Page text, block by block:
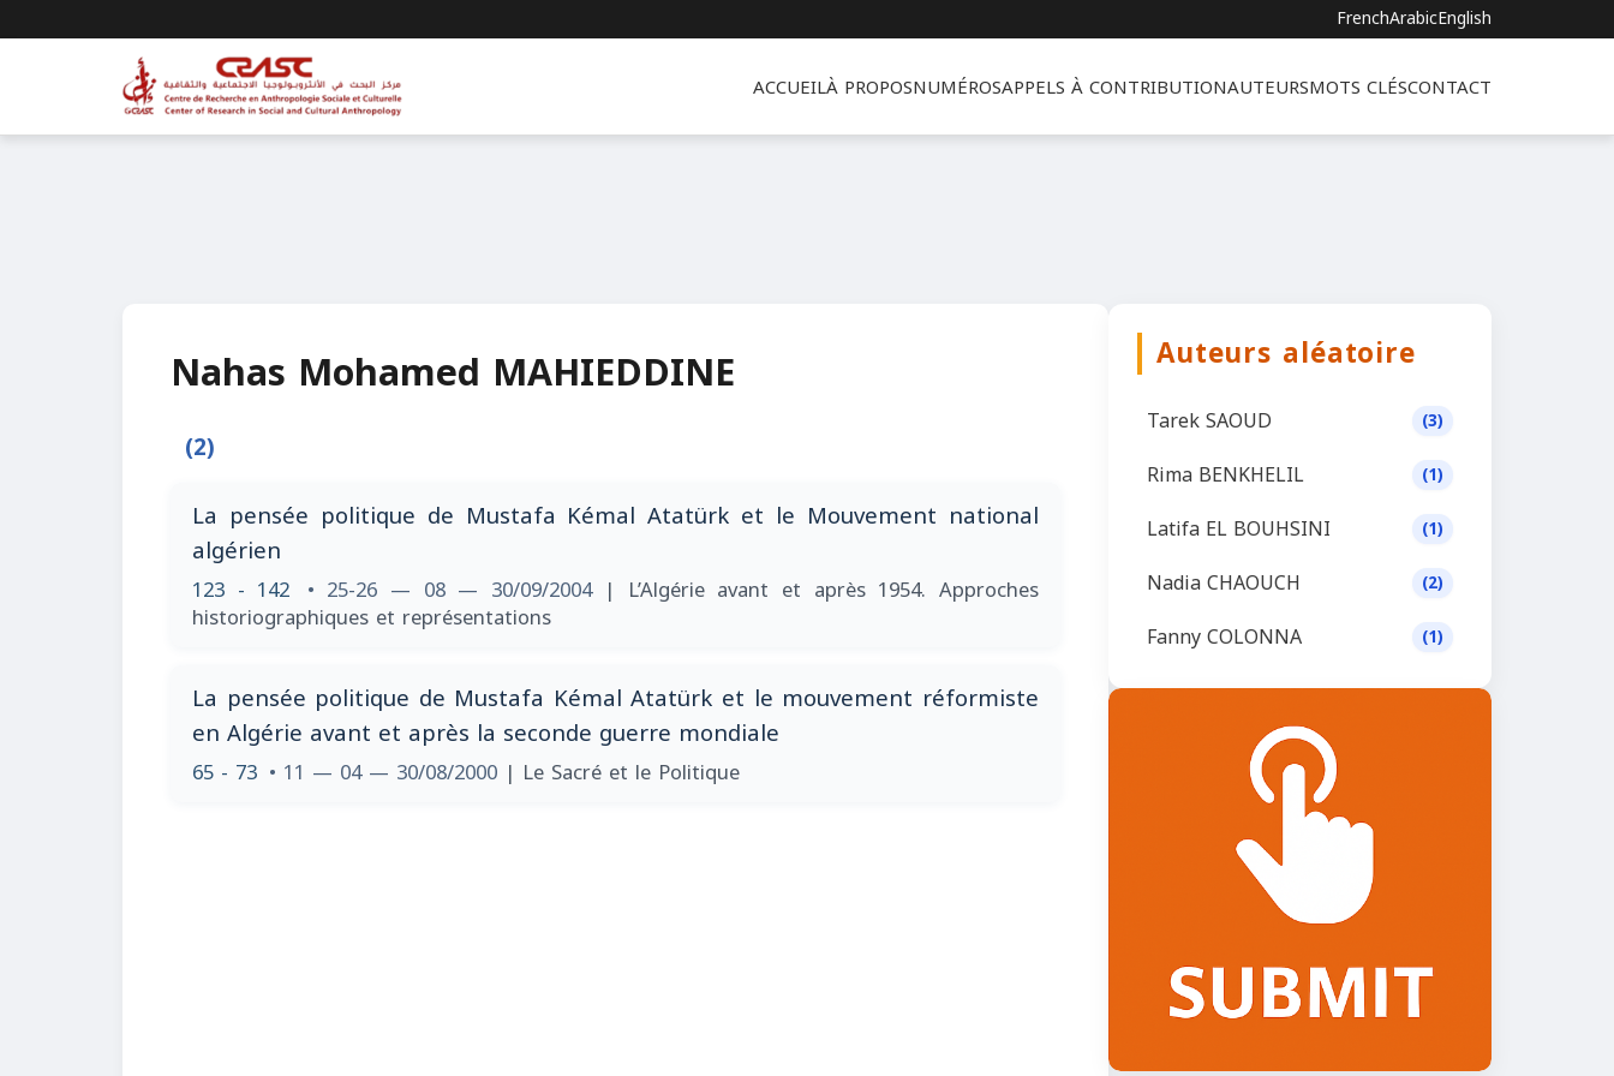
FrenchArabicEnglish
ACCUEILÀ PROPOSNUMÉROSAPPELS À CONTRIBUTIONAUTEURSMOTS CLÉSCONTACT
Nahas Mohamed MAHIEDDINE
(2)
La pensée politique de Mustafa Kémal Atatürk et le Mouvement national
algérien
123 - 142 • 25-26 — 08 — 30/09/2004 | L’Algérie avant et après 1954. Approches
historiographiques et représentations
La pensée politique de Mustafa Kémal Atatürk et le mouvement réformiste
en Algérie avant et après la seconde guerre mondiale
65 - 73 • 11 — 04 — 30/08/2000 | Le Sacré et le Politique
Auteurs aléatoire
Tarek SAOUD (3)
Rima BENKHELIL (1)
Latifa EL BOUHSINI (1)
Nadia CHAOUCH (2)
Fanny COLONNA (1)